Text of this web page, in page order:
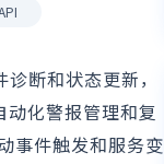
断和状态更新，
化警报管理和复
事件触发和服务变